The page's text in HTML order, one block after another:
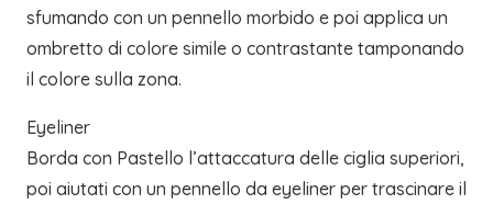
sfumando con un pennello morbido e poi applica un
ombretto di colore simile o contrastante tamponando
il colore sulla zona.
Eyeliner
Borda con Pastello l’attaccatura delle ciglia superiori,
poi aiutati con un pennello da eyeliner per trascinare il